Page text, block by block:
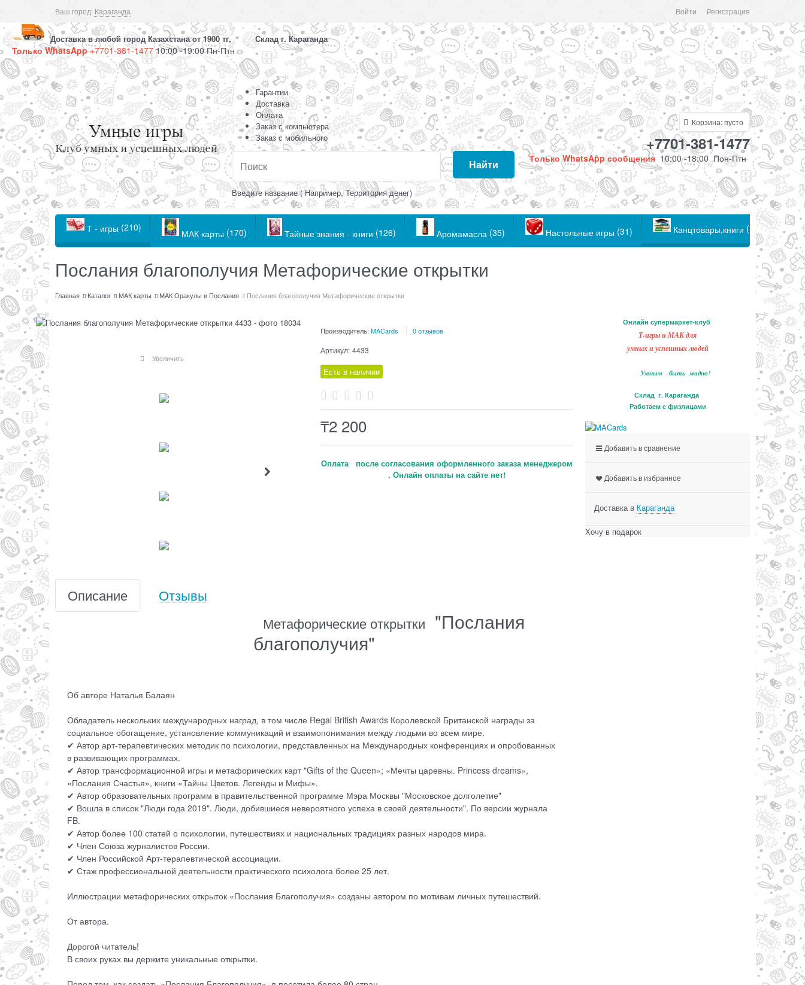
Ваш город: Караганда Войти Регистрация
Доставка в любой город Казахстана от 1900 тг, Склад г. Караганда
Только WhatsApp+7701-381-147710:00 -19:00 Пн-Птн
Гарантии
Доставка
Оплата
Заказ с компьютера
Заказ с мобильного
Найти
Введите название ( Например, Территория денег)
Корзина:пусто
+7701-381-1477
Только WhatsApp сообщения 10:00 -18:00 Пон-Птн
Т - игры (210)
МАК карты (170) Тайные знания - книги (126) Аромамасла (35) Настольные игры (31) Канцтовары,книги (104)
Послания благополучия Метафорические открытки
Главная Каталог МАК карты МАК Оракулы и Послания Послания благополучия Метафорические открытки
Увеличить
Производитель: MACards 0 отзывов
Артикул: 4433
Есть в наличии
₸2 200
Оплата после согласования оформленного заказа менеджером
. Онлайн оплаты на сайте нет!
Описание
Отзывы
Метафорические открытки "Послания
благополучия"
Об авторе Наталья Балаян
Обладатель нескольких международных наград, в том числе Regal British Awards Королевской Британской награды за
социальное обогащение, установление коммуникаций и взаимопонимания между людьми во всем мире.
✔ Автор арт-терапевтических методик по психологии, представленных на Международных конференциях и опробованных
в развивающих программах.
✔ Автор трансформационной игры и метафорических карт "Gifts of the Queen»; «Мечты царевны. Princess dreams»,
«Послания Счастья», книги «Тайны Цветов. Легенды и Мифы».
✔ Автор образовательных программ в правительственной программе Мэра Москвы "Московское долголетие"
✔ Вошла в список "Люди года 2019". Люди, добившиеся невероятного успеха в своей деятельности". По версии журнала
FB.
✔ Автор более 100 статей о психологии, путешествиях и национальных традициях разных народов мира.
✔ Член Союза журналистов России.
✔ Член Российской Арт-терапевтической ассоциации.
✔ Стаж профессиональной деятельности практического психолога более 25 лет.
Иллюстрации метафорических открыток «Послания Благополучия» созданы автором по мотивам личных путешествий.
От автора.
Дорогой читатель!
В своих руках вы держите уникальные открытки.
Онлайн супермаркет-клуб
Т-игры и МАК для
умных и успешных людей
Умным быть модно!
Склад г. Караганда
Работаем с физлицами
Добавить в сравнение
Добавить в избранное
Доставка в Караганда
Хочу в подарок